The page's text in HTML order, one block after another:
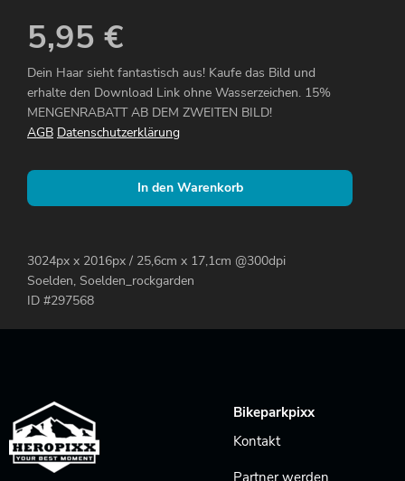
5,95 €
Dein Haar sieht fantastisch aus! Kaufe das Bild und
erhalte den Download Link ohne Wasserzeichen. 15%
MENGENRABATT AB DEM ZWEITEN BILD!
AGB Datenschutzerklärung
In den Warenkorb
3024px x 2016px / 25,6cm x 17,1cm @300dpi
Soelden, Soelden_rockgarden
ID #297568
Bikeparkpixx
Kontakt
Partner werden